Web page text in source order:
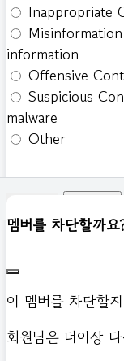
Inappropriate
Misinformation
information
Offensive
Suspicious
malware
Other
멤버를 차단할까요
이 멤버를 차단할
회원님은 더이상